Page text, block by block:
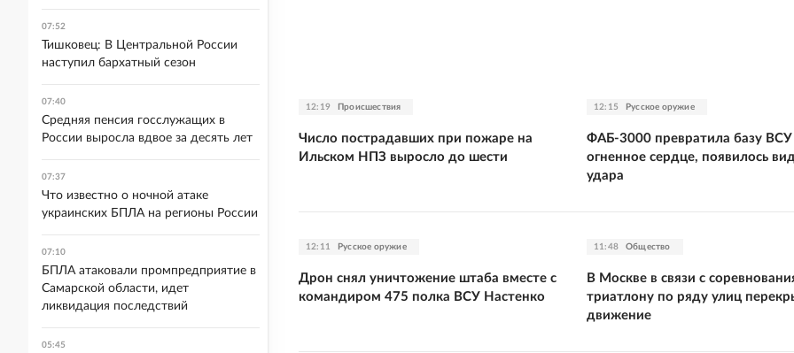
12:19 Происшествия
Число пострадавших при пожаре на
Ильском НПЗ выросло до шести
12:15 Русское оружие
ФАБ-3000 превратила базу ВСУ
огненное сердце, появилось
удара
12:11 Русское оружие
Дрон снял уничтожение штаба вместе с
командиром 475 полка ВСУ Настенко
11:48 Общество
В Москве в связи с
триатлону по ряду улиц
движение
07:52
Тишковец: В Центральной России
наступил бархатный сезон
07:40
Средняя пенсия госслужащих в
России выросла вдвое за десять лет
07:37
Что известно о ночной атаке
украинских БПЛА на регионы России
07:10
БПЛА атаковали промпредприятие в
Самарской области, идет
ликвидация последствий
05:45